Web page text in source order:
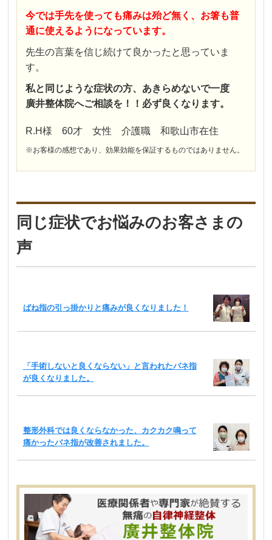
今では手先を使っても痛みは殆ど無く、お箸も普
通に使えるようになっています。
先生の言葉を信じ続けて良かったと思っていま
す。
私と同じような症状の方、あきらめないで一度
廣井整体院へご相談を！！必ず良くなります。
R.H様 60才 女性 介護職 和歌山市在住
※お客様の感想であり、効果効能を保証するものではありません。
同じ症状でお悩みのお客さまの
声
ばね指の引っ掛かりと痛みが良くなりました！
「手術しないと良くならない」と言われたバネ指
が良くなりました。
整形外科では良くならなかった、カクカク鳴って
痛かったバネ指が改善されました。